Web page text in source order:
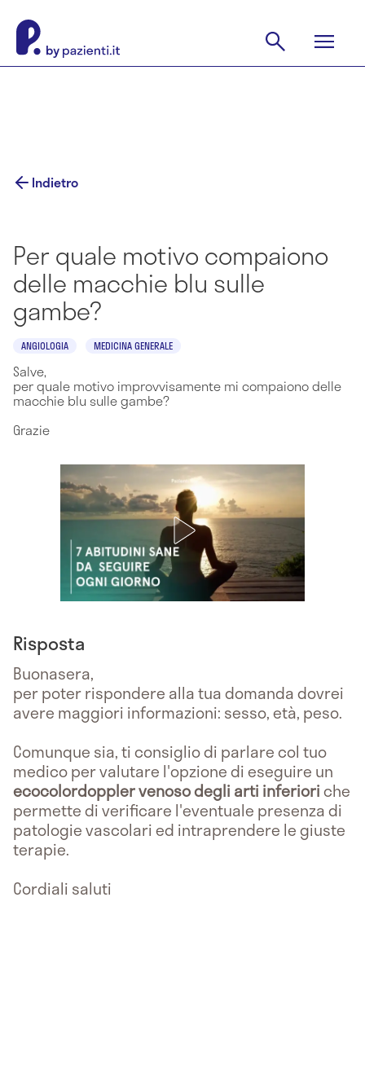
Indietro
Per quale motivo compaiono
delle macchie blu sulle
gambe?
ANGIOLOGIA MEDICINA GENERALE
Salve,
per quale motivo improvvisamente mi compaiono delle
macchie blu sulle gambe?
Grazie
Risposta
Buonasera,
per poter rispondere alla tua domanda dovrei
avere maggiori informazioni: sesso, età, peso.
Comunque sia, ti consiglio di parlare col tuo
medico per valutare l'opzione di eseguire un
ecocolordopplervenoso degli arti inferioriche
permette di verificare l'eventuale presenza di
patologie vascolari ed intraprendere le giuste
terapie.
Cordiali saluti